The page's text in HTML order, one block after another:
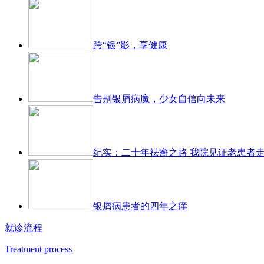
跨“银”影，享健康
告别银屑病魔，少女自信向未来
纪实：二十年祛癣之路 我院见证老患者
银屑病患者的四年之痒
就诊流程
Treatment process